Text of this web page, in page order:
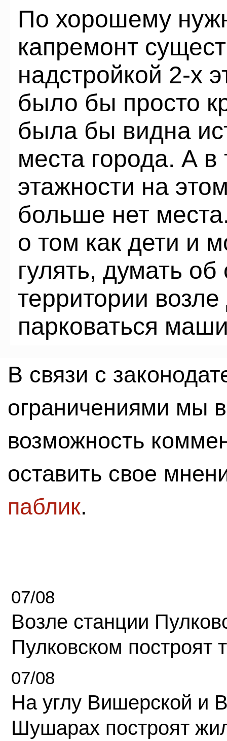
По хорошему
капремонт
надстройкой 2-х
было бы просто
была бы видна
места города. А
этажности на
больше нет
о том как дети и
гулять, думать
территории
парковаться
В связи с
ограничениями мы
возможность
оставить свое
паблик.
07/08
Возле станции
Пулковском построят
07/08
На углу Вишерской и
Шушарах построят